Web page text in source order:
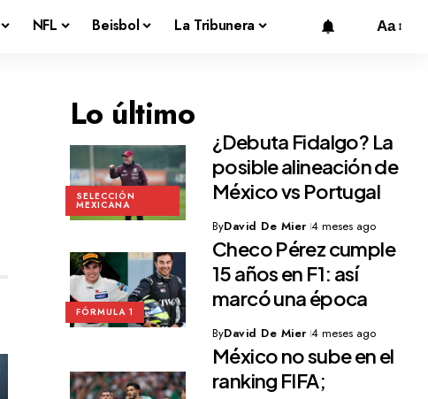
NFL Beisbol La Tribunera Aa
Lo último
SELECCIÓN
MEXICANA
¿Debuta Fidalgo? La
posible alineación de
México vs Portugal
ByDavid De Mier 4 meses ago
FÓRMULA 1
Checo Pérez cumple
15 años en F1: así
marcó una época
ByDavid De Mier 4 meses ago
México no sube en el
ranking FIFA;